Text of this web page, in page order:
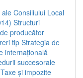
Consiliului Local
Structuri
producător
tipStrategia de
internaţională
succesorale
Taxe şi impozite